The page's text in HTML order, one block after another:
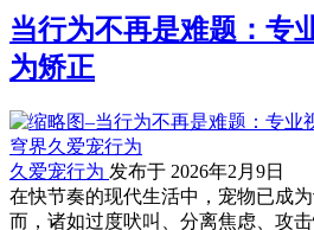
当行为不再是难题：专
为矫正
久爱宠行为 发布于 2026年2月9日
在快节奏的现代生活中，宠物已成
而，诸如过度吠叫、分离焦虑、攻